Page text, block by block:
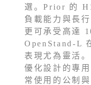
選。Prior 的
負載能力與長
更可承受高達
OpenStand-L
表現尤為靈活
優化設計的專
常使用的公制